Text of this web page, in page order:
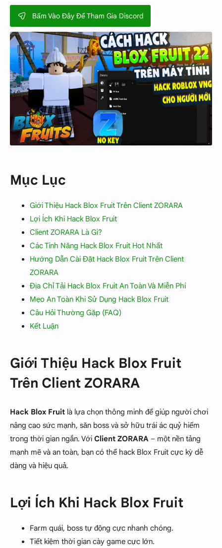
Bấm Vào Đây Để Tham Gia Discord
Mục Lục
Giới Thiệu Hack Blox Fruit Trên Client ZORARA
Lợi Ích Khi Hack Blox Fruit
Client ZORARA Là Gì?
Các Tính Năng Hack Blox Fruit Hot Nhất
Hướng Dẫn Cài Đặt Hack Blox Fruit Trên Client
ZORARA
Địa Chỉ Tải Hack Blox Fruit An Toàn Và Miễn Phí
Mẹo An Toàn Khi Sử Dụng Hack Blox Fruit
Câu Hỏi Thường Gặp (FAQ)
Kết Luận
Giới Thiệu Hack Blox Fruit
Trên Client ZORARA
Hack Blox Fruit là lựa chọn thông minh để giúp người chơi
nâng cao sức mạnh, săn boss và sở hữu trái ác quỷ hiếm
trong thời gian ngắn. Với Client ZORARA – một nền tảng
mạnh mẽ và an toàn, bạn có thể hack Blox Fruit cực kỳ dễ
dàng và hiệu quả.
Lợi Ích Khi Hack Blox Fruit
Farm quái, boss tự động cực nhanh chóng.
Tiết kiệm thời gian cày game cực lớn.